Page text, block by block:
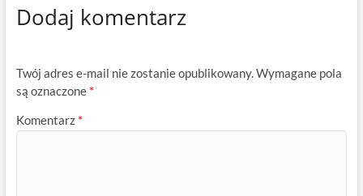
Dodaj komentarz
Twój adres e-mail nie zostanie opublikowany.Wymagane pola
są oznaczone *
Komentarz *